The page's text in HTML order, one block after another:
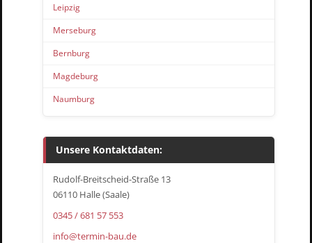
Leipzig
Merseburg
Bernburg
Magdeburg
Naumburg
Unsere Kontaktdaten:
Rudolf-Breitscheid-Straße 13
06110 Halle (Saale)
0345 / 681 57 553
info@termin-bau.de